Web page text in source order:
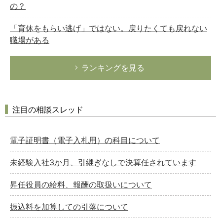
の？
「育休をもらい逃げ」ではない。戻りたくても戻れない
職場がある
ランキングを見る
注目の相談スレッド
電子証明書（電子入札用）の科目について
未経験入社3か月、引継ぎなしで決算任されています
昇任役員の給料、報酬の取扱いについて
振込料を加算しての引落について